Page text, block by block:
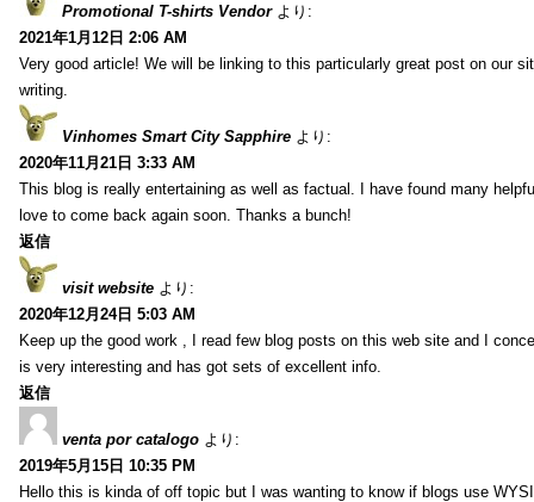
Promotional T-shirts Vendor より:
2021年1月12日 2:06 AM
Very good article! We will be linking to this particularly great post on our
writing.
Vinhomes Smart City Sapphire より:
2020年11月21日 3:33 AM
This blog is really entertaining as well as factual. I have found many
love to come back again soon. Thanks a bunch!
返信
visit website より:
2020年12月24日 5:03 AM
Keep up the good work , I read few blog posts on this web site and I
is very interesting and has got sets of excellent info.
返信
venta por catalogo より:
2019年5月15日 10:35 PM
Hello this is kinda of off topic but I was wanting to know if blogs use